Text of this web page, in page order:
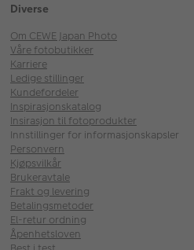
Diverse
Om CEWE Japan Photo
Våre fotobutikker
Karriere
Ledige stillinger
Kundefordeler
Inspirasjonskatalog
Insirasjon til fotoprodukter
Innstillinger for informasjonskapsler
Personvern
Kjøpsvilkår
Brukeravtale
Frakt og levering
Betalingsmetoder
El-retur ordning
Åpenhetsloven